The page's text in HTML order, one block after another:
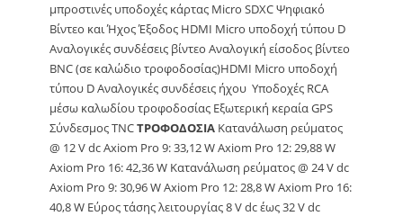
μπροστινές υποδοχές κάρτας Micro SDXC Ψηφιακό
Βίντεο και Ήχος Έξοδος HDMI Micro υποδοχή τύπου D
Αναλογικές συνδέσεις βίντεο Αναλογική είσοδος βίντεο
BNC (σε καλώδιο τροφοδοσίας)HDMI Micro υποδοχή
τύπου D Αναλογικές συνδέσεις ήχου Υποδοχές RCA
μέσω καλωδίου τροφοδοσίας Εξωτερική κεραία GPS
Σύνδεσμος TNCΤΡΟΦΟΔΟΣΙΑ Κατανάλωση ρεύματος
@ 12 V dc Axiom Pro 9: 33,12 W Axiom Pro 12: 29,88 W
Axiom Pro 16: 42,36 W Κατανάλωση ρεύματος @ 24 V dc
Axiom Pro 9: 30,96 W Axiom Pro 12: 28,8 W Axiom Pro 16:
40,8 W Εύρος τάσης λειτουργίας 8 V dc έως 32 V dc